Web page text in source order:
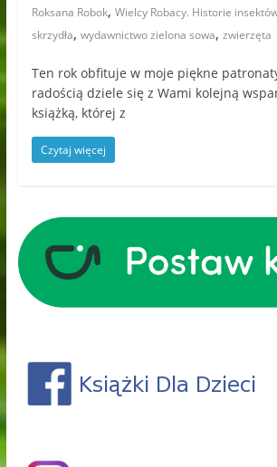
Roksana Robok, Wielcy Robacy. Historie
skrzydła, wydawnictwo zielona sowa, zwierzęta
Ten rok obfituje w moje piękne
radością dziele się z Wami kolejną
książką, której z
Czytaj więcej